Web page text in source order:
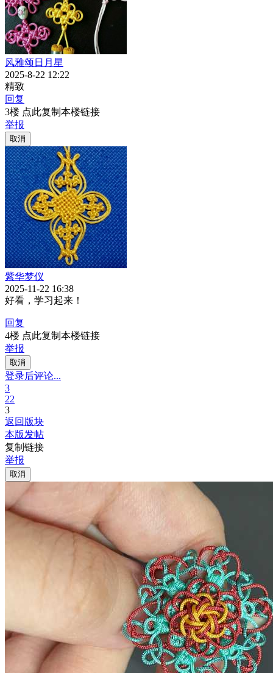
风雅颂日月星
2025-8-22 12:22
精致
回复
3楼 点此复制本楼链接
举报
取消
紫华梦仪
2025-11-22 16:38
好看，学习起来！
回复
4楼 点此复制本楼链接
举报
取消
登录后评论...
3
22
3
返回版块
本版发帖
复制链接
举报
取消